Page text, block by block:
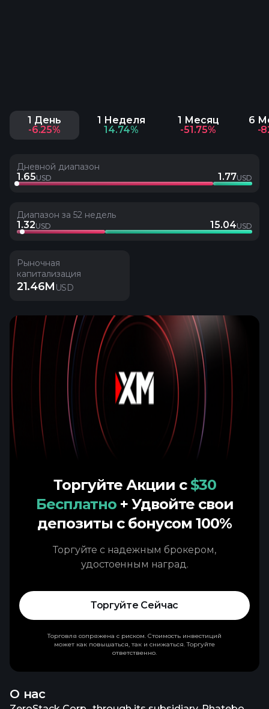
1 День
-6.25%
1 Неделя
14.74%
1 Месяц
-51.75%
6
-
Дневной диапазон
1.65USD 1.77USD
Диапазон за 52 недель
1.32USD 15.04USD
Рыночная
капитализация
21.46M USD
О нас
Торгуйте Акции с $30
Бесплатно + Удвойте свои
депозиты с бонусом 100%
Торгуйте с надежным брокером,
удостоенным наград.
Торгуйте Сейчас
Торговля сопряжена с риском. Стоимость инвестиций
может как повышаться, так и снижаться. Торгуйте
ответственно.